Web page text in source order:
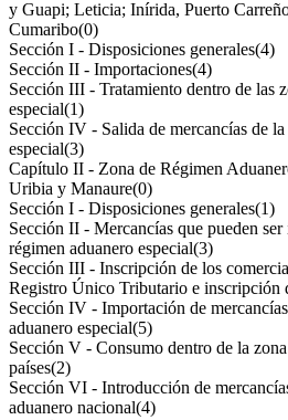
y Guapi; Leticia; Inírida, Puerto
Cumaribo(0)
Sección I - Disposiciones generales(4)
Sección II - Importaciones(4)
Sección III - Tratamiento dentro de las
especial(1)
Sección IV - Salida de mercancías de
especial(3)
Capítulo II - Zona de Régimen
Uribia y Manaure(0)
Sección I - Disposiciones generales(1)
Sección II - Mercancías que pueden
régimen aduanero especial(3)
Sección III - Inscripción de los
Registro Único Tributario e inscripción
Sección IV - Importación de
aduanero especial(5)
Sección V - Consumo dentro de la
países(2)
Sección VI - Introducción de
aduanero nacional(4)